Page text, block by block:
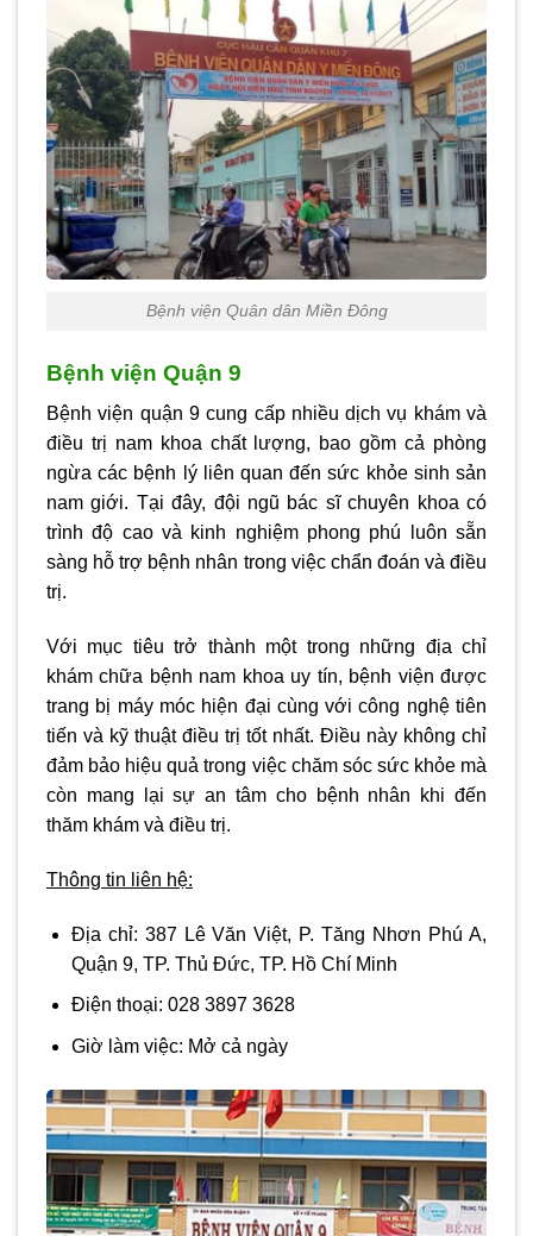
Bệnh viện Quân dân Miền Đông
Bệnh viện Quận 9
Bệnh viện quận 9 cung cấp nhiều dịch vụ khám và
điều trị nam khoa chất lượng, bao gồm cả phòng
ngừa các bệnh lý liên quan đến sức khỏe sinh sản
nam giới. Tại đây, đội ngũ bác sĩ chuyên khoa có
trình độ cao và kinh nghiệm phong phú luôn sẵn
sàng hỗ trợ bệnh nhân trong việc chẩn đoán và điều
trị.
Với mục tiêu trở thành một trong những địa chỉ
khám chữa bệnh nam khoa uy tín, bệnh viện được
trang bị máy móc hiện đại cùng với công nghệ tiên
tiến và kỹ thuật điều trị tốt nhất. Điều này không chỉ
đảm bảo hiệu quả trong việc chăm sóc sức khỏe mà
còn mang lại sự an tâm cho bệnh nhân khi đến
thăm khám và điều trị.
Thông tin liên hệ:
Địa chỉ: 387 Lê Văn Việt, P. Tăng Nhơn Phú A,
Quận 9, TP. Thủ Đức, TP. Hồ Chí Minh
Điện thoại: 028 3897 3628
Giờ làm việc: Mở cả ngày